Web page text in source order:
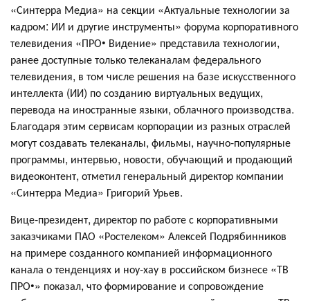
«Синтерра Медиа» на секции «Актуальные технологии за
кадром: ИИ и другие инструменты» форума корпоративного
телевидения «ПРО• Видение» представила технологии,
ранее доступные только телеканалам федерального
телевидения, в том числе решения на базе искусственного
интеллекта (ИИ) по созданию виртуальных ведущих,
перевода на иностранные языки, облачного производства.
Благодаря этим сервисам корпорации из разных отраслей
могут создавать телеканалы, фильмы, научно-популярные
программы, интервью, новости, обучающий и продающий
видеоконтент, отметил генеральный директор компании
«Синтерра Медиа» Григорий Урьев.
Вице-президент, директор по работе с корпоративными
заказчиками ПАО «Ростелеком» Алексей Подрябинников
на примере созданного компанией информационного
канала о тенденциях и ноу-хау в российском бизнесе «ТВ
ПРО•» показал, что формирование и сопровождение